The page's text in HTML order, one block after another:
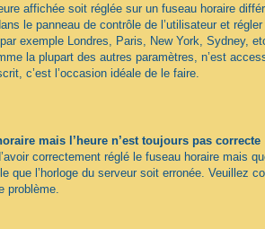
affichée soit réglée sur un fuseau horaire
le panneau de contrôle de l’utilisateur et
exemple Londres, Paris, New York, Sydney,
la plupart des autres paramètres, n’est
c’est l’occasion idéale de le faire.
mais l’heure n’est toujours pas correcte
correctement réglé le fuseau horaire mais
que l’horloge du serveur soit erronée. Veuillez
problème.